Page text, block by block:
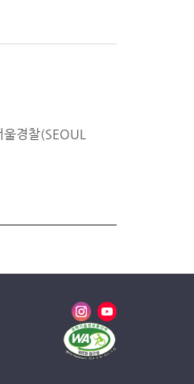
경찰(SEOUL